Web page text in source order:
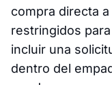
compra directa
restringidos
incluir una
dentro del